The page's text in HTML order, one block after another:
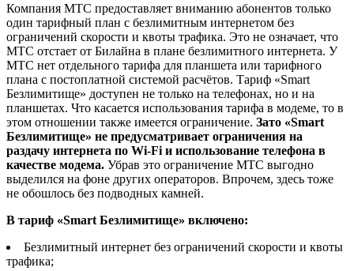
Компания МТС предоставляет вниманию абонентов только
один тарифный план с безлимитным интернетом без
ограничений скорости и квоты трафика. Это не означает, что
МТС отстает от Билайна в плане безлимитного интернета. У
МТС нет отдельного тарифа для планшета или тарифного
плана с постоплатной системой расчётов. Тариф «Smart
Безлимитище» доступен не только на телефонах, но и на
планшетах. Что касается использования тарифа в модеме, то в
этом отношении также имеется ограничение. Зато «Smart
Безлимитище» не предусматривает ограничения на
раздачу интернета по Wi-Fi и использование телефона в
качестве модема. Убрав это ограничение МТС выгодно
выделился на фоне других операторов. Впрочем, здесь тоже
не обошлось без подводных камней.
В тариф «Smart Безлимитище» включено:
Безлимитный интернет без ограничений скорости и квоты
трафика;